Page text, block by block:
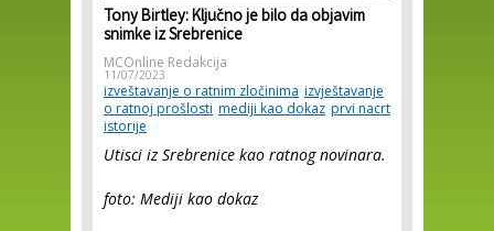
Tony Birtley: Ključno je bilo da objavim
snimke iz Srebrenice
MCOnline Redakcija
11/07/2023
izveštavanje o ratnim zločinima izvještavanje
o ratnoj prošlosti mediji kao dokaz prvi nacrt
istorije
Utisci iz Srebrenice kao ratnog novinara.
foto: Mediji kao dokaz